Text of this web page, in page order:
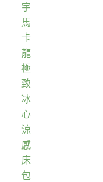
宇
馬
卡
龍
極
致
冰
心
涼
感
床
包